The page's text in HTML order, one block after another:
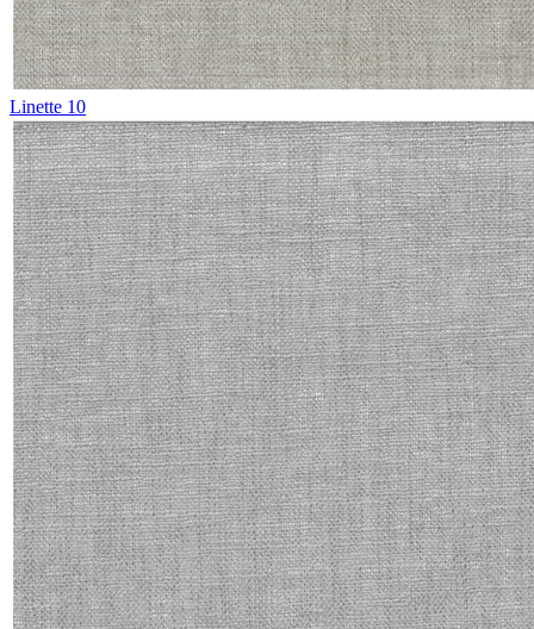
Linette 10